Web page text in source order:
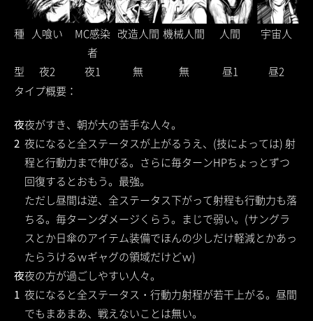
種 人喰い
MC感染
者
改造人間 機械人間 人間 宇宙人
型 夜2 夜1 無 無 昼1
昼2
タイプ概要：
夜
2
夜がすき、朝が大の苦手な人々。
夜になると全ステータスが上がるうえ、(技によっては) 射
程と行動力まで伸びる。さらに毎ターンHPちょっとずつ
回復するとおもう。最強。
ただし昼間は逆、全ステータス下がって射程も行動力も落
ちる。毎ターンダメージくらう。まじで弱い。(サングラ
スとか日傘のアイテム装備でほんの少しだけ軽減とかあっ
たらうけるｗギャグの領域だけどｗ)
夜
1
夜の方が過ごしやすい人々。
夜になると全ステータス・行動力射程が若干上がる。昼間
でもまあまあ、戦えないことは無い。